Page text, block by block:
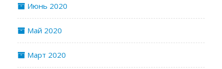
Июнь 2020
Май 2020
Март 2020